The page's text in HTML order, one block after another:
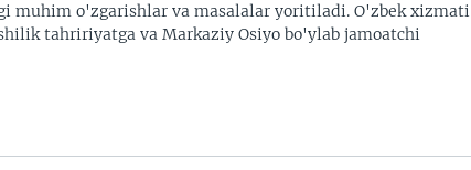
muhim o'zgarishlar va masalalar yoritiladi. O'zbek xizmati
tahririyatga va Markaziy Osiyo bo'ylab jamoatchi